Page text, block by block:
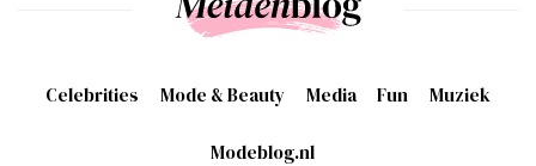
Celebrities Mode & Beauty Media Fun Muziek
Modeblog.nl